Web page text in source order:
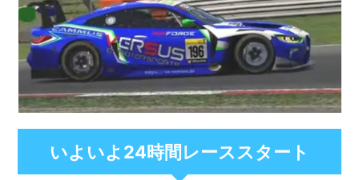
いよいよ24時間レーススタート